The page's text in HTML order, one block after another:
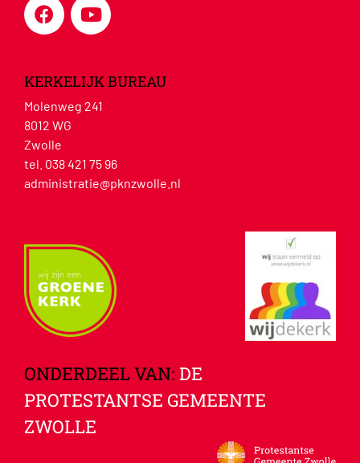
KERKELIJK BUREAU
Molenweg 241
8012 WG
Zwolle
tel. 038 421 75 96
administratie@pknzwolle.nl
ONDERDEEL VAN: DE
PROTESTANTSE GEMEENTE
ZWOLLE